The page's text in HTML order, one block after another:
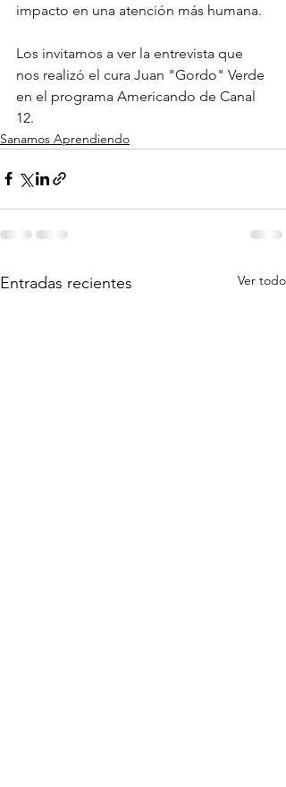
impacto en una atención más humana.
Los invitamos a ver la entrevista que
nos realizó el cura Juan "Gordo" Verde
en el programa Americando de Canal
12.
Sanamos Aprendiendo
Entradas recientes Ver todo